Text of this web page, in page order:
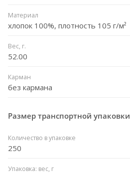
Материал
хлопок 100%, плотность 105 г/м²
Вес, г.
52.00
Карман
без кармана
Размер транспортной упаковки
Количество в упаковке
250
Упаковка: вес, г